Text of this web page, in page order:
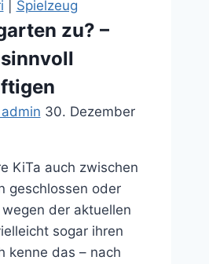
lernen
Spielzeug
zu? –
30. Dezember
KiTa auch zwischen
geschlossen oder
der aktuellen
sogar ihren
kenne das – nach